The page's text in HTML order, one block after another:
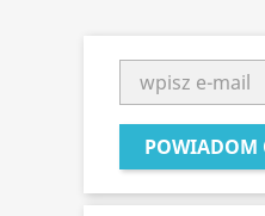
POWIADOM